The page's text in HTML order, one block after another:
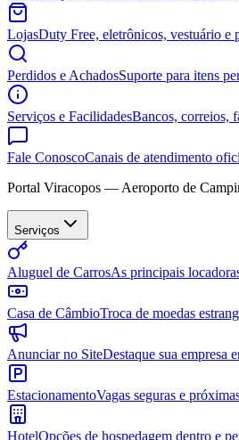
LojasDuty Free, eletrônicos, vestuário e
Perdidos e AchadosSuporte para itens
Serviços e FacilidadesBancos, correios,
Fale ConoscoCanais de atendimento
Portal Viracopos — Aeroporto de
Serviços
Aluguel de CarrosAs principais
Casa de CâmbioTroca de moedas
Anunciar no SiteDestaque sua empresa
EstacionamentoVagas seguras e
HotelOpções de hospedagem dentro e